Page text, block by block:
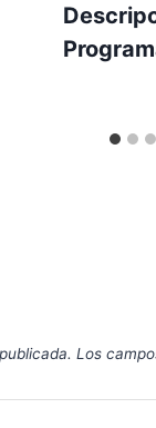
Los